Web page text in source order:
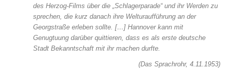
des Herzog-Films über die „Schlagerparade“ und ihr Werden zu
sprechen, die kurz danach ihre Welturaufführung an der
Georgstraße erleben sollte. […] Hannover kann mit
Genugtuung darüber quittieren, dass es als erste deutsche
Stadt Bekanntschaft mit ihr machen durfte.
(Das Sprachrohr, 4.11.1953)